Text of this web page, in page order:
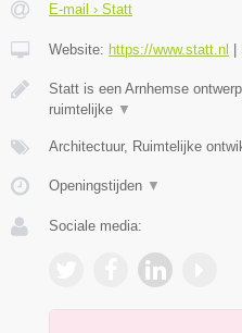
E-mail › Statt
Website: https://www.statt.nl
Statt is een Arnhemse
ruimtelijke ▼
Architectuur, Ruimtelijke
Openingstijden ▼
Sociale media: